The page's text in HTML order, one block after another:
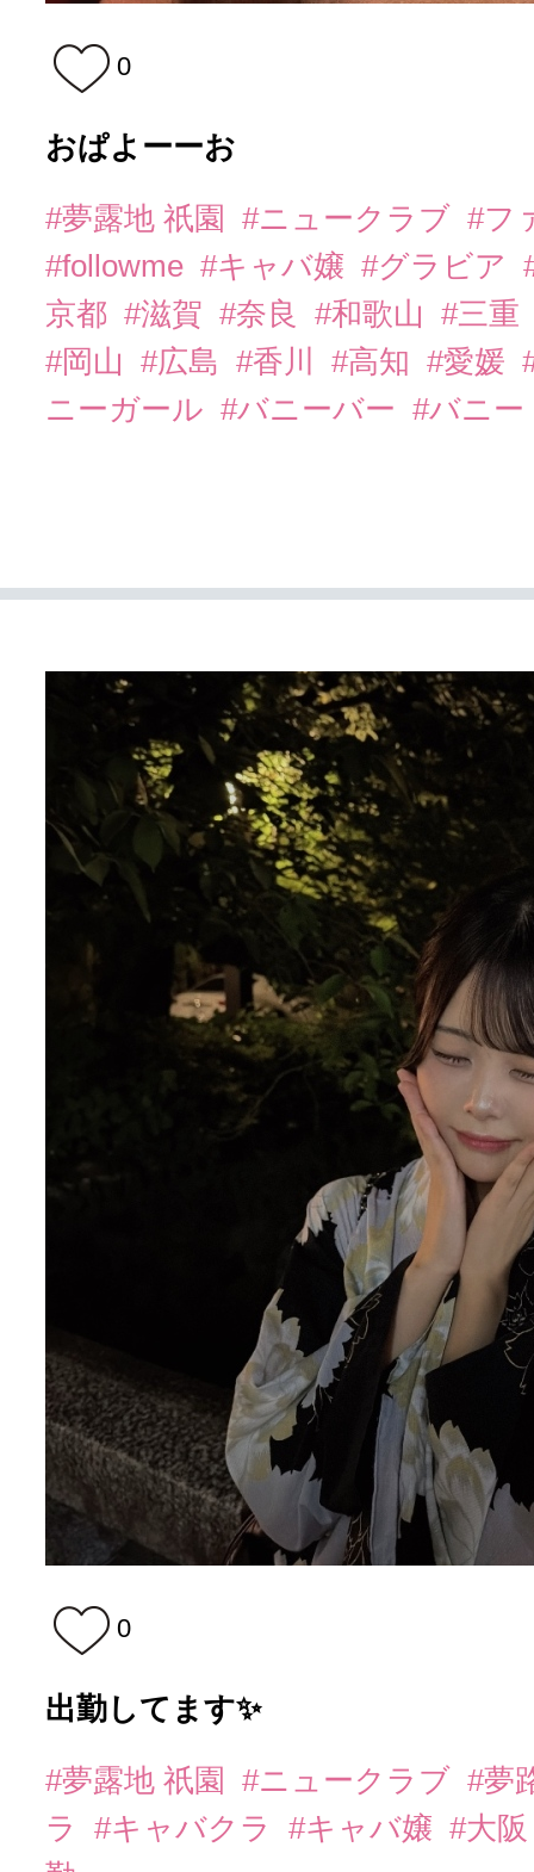
0
おぱよーーお
#夢露地 祇園 #ニュークラブ #フ
#followme #キャバ嬢 #グラビア
京都 #滋賀 #奈良 #和歌山
#三重
#岡山
#広島 #香川 #高知 #愛媛
ニーガール #バニーバー #バニー
0
出勤してます✨️
#夢露地 祇園 #ニュークラブ #夢
ラ
#キャバクラ #キャバ嬢 #大